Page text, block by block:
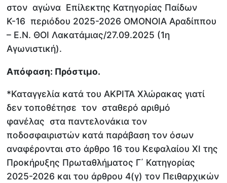
στον αγώνα Επίλεκτης Κατηγορίας Παίδων
Κ-16 περιόδου 2025-2026 ΟΜΟΝΟΙΑ Αραδίππου
– Ε.Ν. ΘΟΙ Λακατάμιας/27.09.2025 (1η
Αγωνιστική).
Απόφαση: Πρόστιμο.
*Καταγγελία κατά του ΑΚΡΙΤΑ Χλώρακας γιατί
δεν τοποθέτησε τον σταθερό αριθμό
φανέλας στα παντελονάκια τον
ποδοσφαιριστών κατά παράβαση τον όσων
αναφέρονται στο άρθρο 16 του Κεφαλαίου ΧΙ της
Προκήρυξης Πρωταθλήματος Γ΄ Κατηγορίας
2025-2026 και του άρθρου 4(γ) τον Πειθαρχικών